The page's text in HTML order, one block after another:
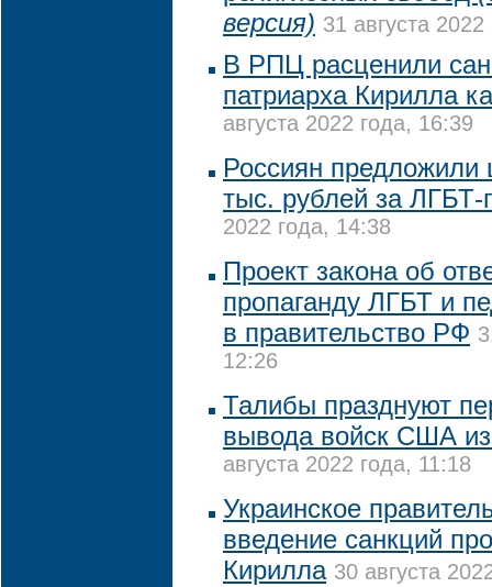
версия) 31 августа
В РПЦ расценили
патриарха Кирилла
августа 2022 года, 16:39
Россиян
тыс. рублей за ЛГБТ-
2022 года, 14:38
Проект закона об
пропаганду ЛГБТ и
в правительство РФ
12:26
Талибы празднуют
вывода войск США
августа 2022 года, 11:18
Украинское
введение санкций
Кирилла 30 августа